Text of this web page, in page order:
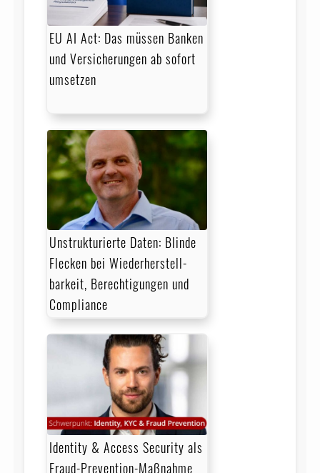
EU AI Act: Das müssen Banken
und Versicherungen ab sofort
umsetzen
Unstrukturierte Daten: Blinde
Flecken bei Wieder­herstell­
barkeit, Berechtigungen und
Compliance
Identity & Access Security als
Fraud-Prevention-Maßnahme